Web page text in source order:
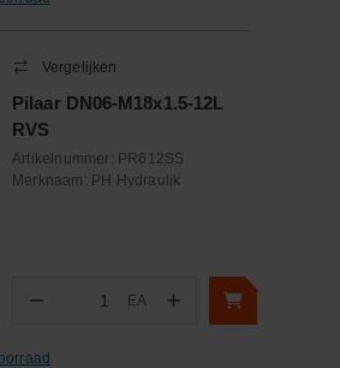
Vergelijken
Pilaar DN06-M18x1.5-12L
RVS
Artikelnummer: PR612SS
Merknaam: PH Hydraulik
− Aantal
EA +